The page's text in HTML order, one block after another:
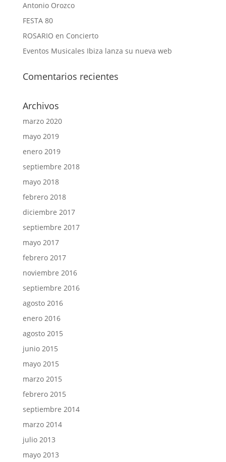
Antonio Orozco
FESTA 80
ROSARIO en Concierto
Eventos Musicales Ibiza lanza su nueva web
Comentarios recientes
Archivos
marzo 2020
mayo 2019
enero 2019
septiembre 2018
mayo 2018
febrero 2018
diciembre 2017
septiembre 2017
mayo 2017
febrero 2017
noviembre 2016
septiembre 2016
agosto 2016
enero 2016
agosto 2015
junio 2015
mayo 2015
marzo 2015
febrero 2015
septiembre 2014
marzo 2014
julio 2013
mayo 2013